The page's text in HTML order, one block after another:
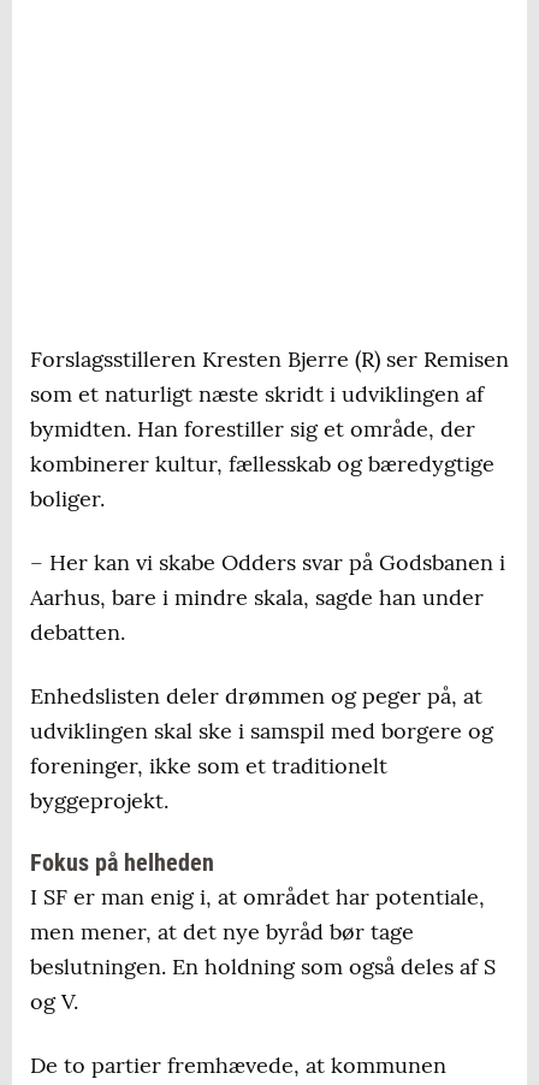
Forslagsstilleren Kresten Bjerre (R) ser Remisen
som et naturligt næste skridt i udviklingen af
bymidten. Han forestiller sig et område, der
kombinerer kultur, fællesskab og bæredygtige
boliger.
– Her kan vi skabe Odders svar på Godsbanen i
Aarhus, bare i mindre skala, sagde han under
debatten.
Enhedslisten deler drømmen og peger på, at
udviklingen skal ske i samspil med borgere og
foreninger, ikke som et traditionelt
byggeprojekt.
Fokus på helheden
I SF er man enig i, at området har potentiale,
men mener, at det nye byråd bør tage
beslutningen. En holdning som også deles af S
og V.
De to partier fremhævede, at kommunen